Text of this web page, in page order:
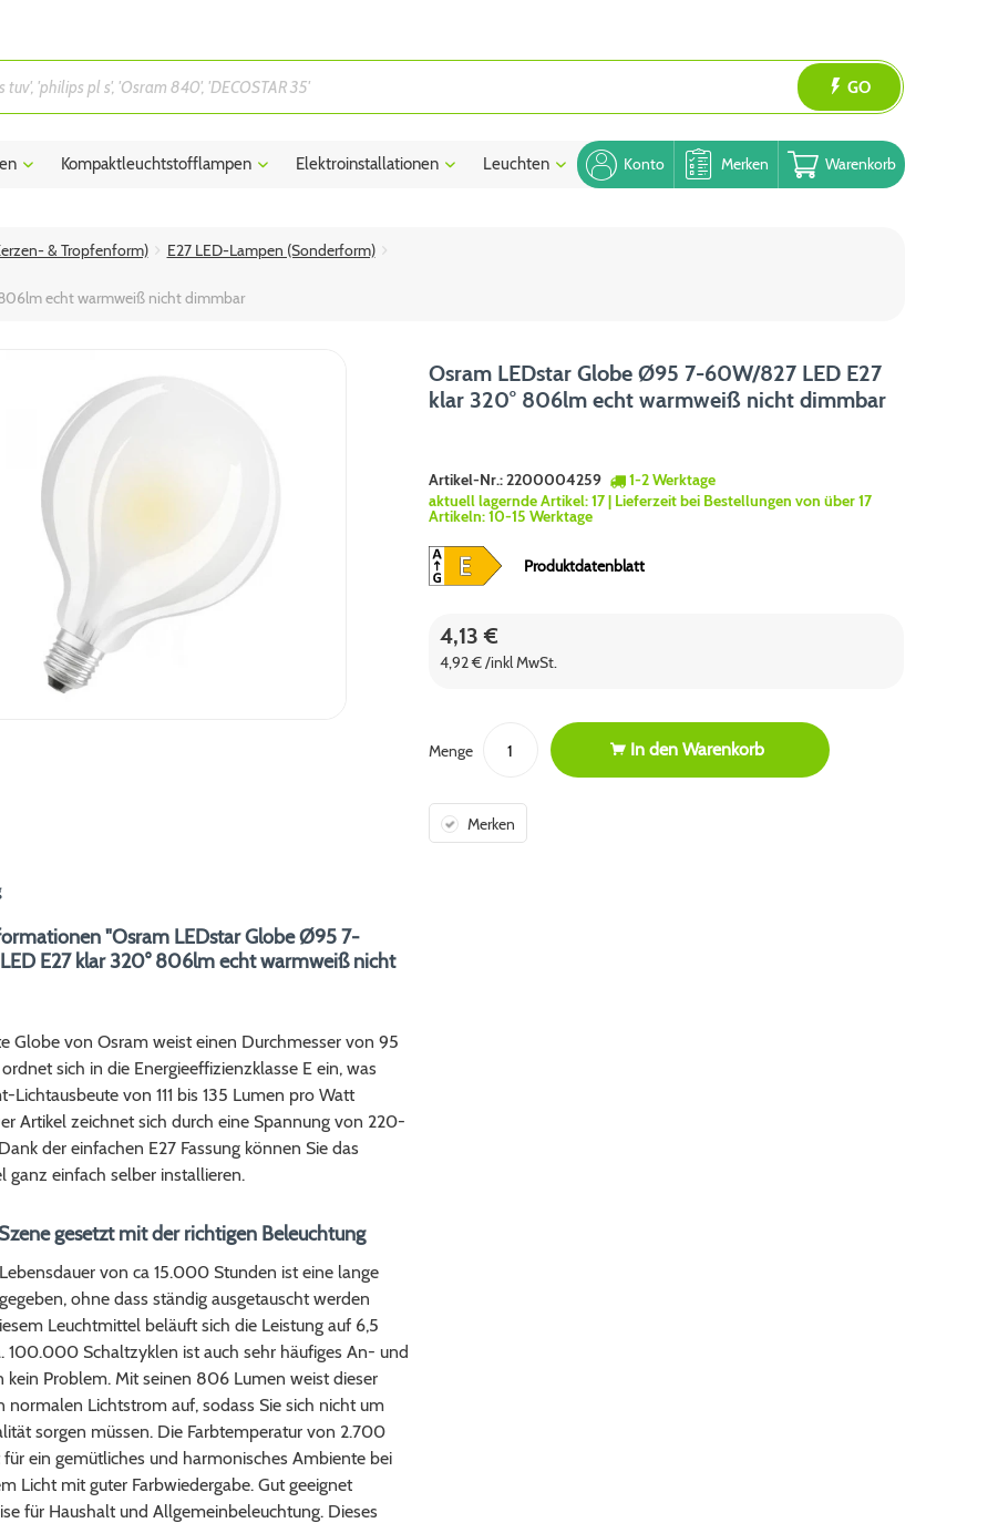
GO
Konto Merken Warenkorb
Kompaktleuchtstofflampen Elektroinstallationen Leuchten Blog
& Tropfenform) E27 LED-Lampen (Sonderform)
echt warmweiß nicht dimmbar
Osram LEDstar Globe Ø95 7-60W/827 LED E27
klar 320° 806lm echt warmweiß nicht dimmbar
Artikel-Nr.:2200004259
1-2 Werktage
aktuell lagernde Artikel:17| Lieferzeit bei Bestellungen von über 17
Artikeln:10-15 Werktage
Produktdatenblatt
4,13 €
4,92 € /inkl MwSt.
Menge In den Warenkorb
Merken
"Osram LEDstar Globe Ø95 7-
E27 klar 320° 806lm echt warmweiß nicht
Globe von Osram weist einen Durchmesser von 95
sich in die Energieeffizienzklasse E ein, was
Lichtausbeute von 111 bis 135 Lumen pro Watt
Artikel zeichnet sich durch eine Spannung von 220-
der einfachen E27 Fassung können Sie das
ganz einfach selber installieren.
gesetzt mit der richtigen Beleuchtung
von ca 15.000 Stunden ist eine lange
ohne dass ständig ausgetauscht werden
Leuchtmittel beläuft sich die Leistung auf 6,5
100.000 Schaltzyklen ist auch sehr häufiges An- und
kein Problem. Mit seinen 806 Lumen weist dieser
normalen Lichtstrom auf, sodass Sie sich nicht um
sorgen müssen. Die Farbtemperatur von 2.700
für ein gemütliches und harmonisches Ambiente bei
Licht mit guter Farbwiedergabe. Gut geeignet
für Haushalt und Allgemeinbeleuchtung. Dieses